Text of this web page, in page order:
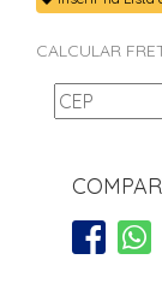
CALCULAR